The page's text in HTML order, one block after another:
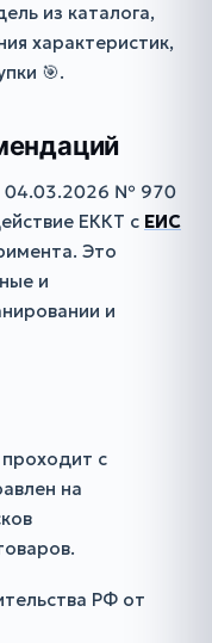
из каталога,
характеристик,
🎯.
04.03.2026 № 970
ЕККТ с ЕИС
Это
и
и
с
на
РФ от